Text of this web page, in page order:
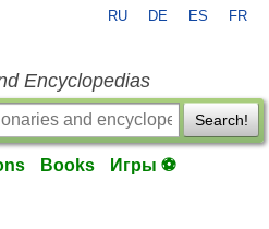
RU DE ES FR
Encyclopedias
Search!
Books Игры ⚽